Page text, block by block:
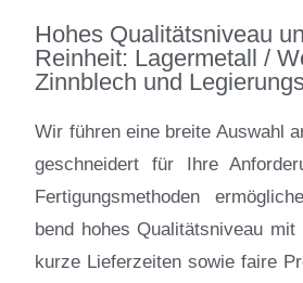
Hohes Qualitätsniveau
Reinheit: Lagermetall /
Zinnblech und
Wir füh­ren ei­ne brei­te Aus­wahl
ge­schnei­dert für Ih­re
Fer­ti­gungs­me­tho­den
bend ho­hes Qua­li­täts­ni­veau mit
kur­ze Lie­fer­zei­ten so­wie fai­re